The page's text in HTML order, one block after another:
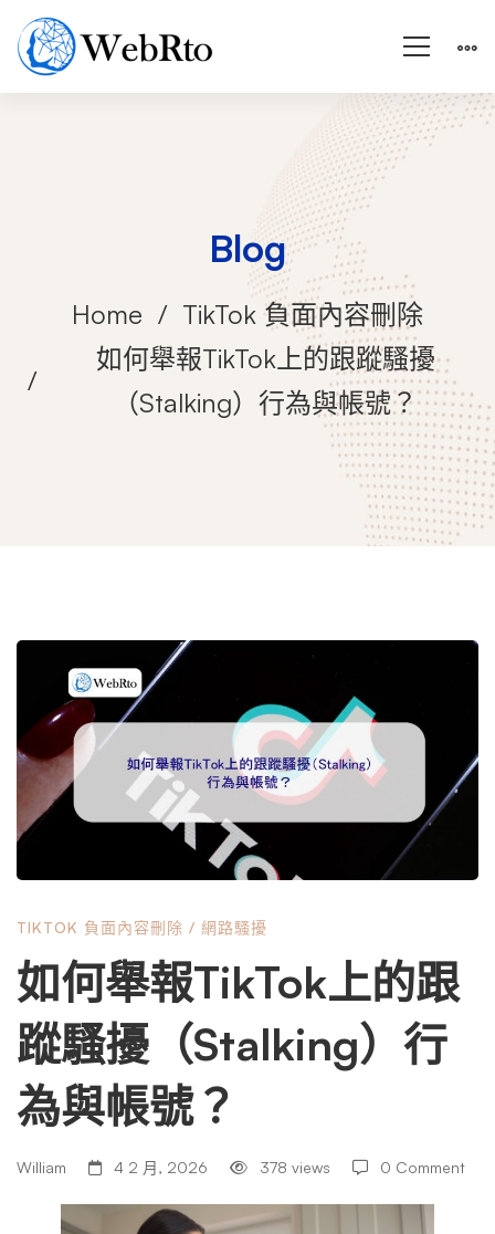
Blog
Home
TikTok 負面內容刪除
如何舉報TikTok上的跟蹤騷擾
（Stalking）行為與帳號？
如
何
舉
報
TikTok
上
的
跟
TIKTOK 負面內容刪除 / 網路騷擾
如何舉報TikTok上的跟
蹤騷擾（Stalking）行
為與帳號？
William 4 2 月, 2026 378 views 0 Comment